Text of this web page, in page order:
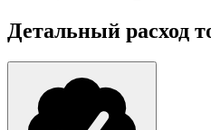
Детальный расход